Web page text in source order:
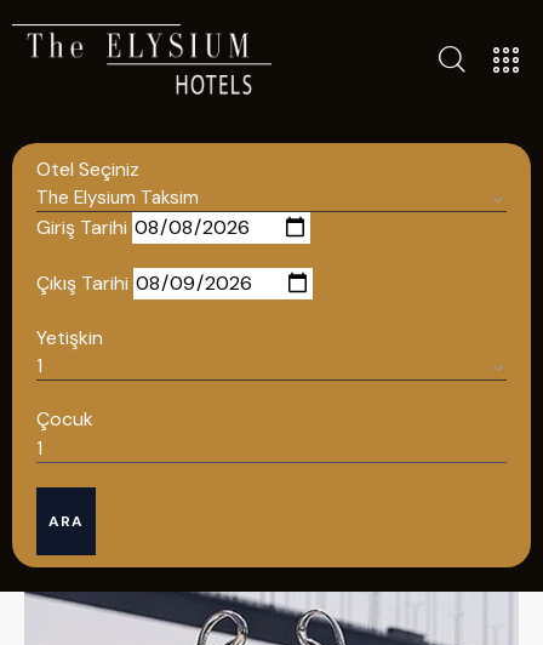
Otel Seçiniz
Giriş Tarihi
Çıkış Tarihi
Yetişkin
Çocuk
ARA
TÜM OTELLERIMIZ
POLITIKALAR
GIZLILIK POLITIKASI
Türkçe
08502421818
REZERVASYON